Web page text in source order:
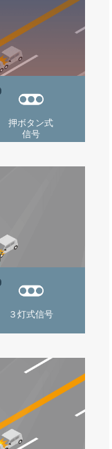
押ボタン式
信号
３灯式信号